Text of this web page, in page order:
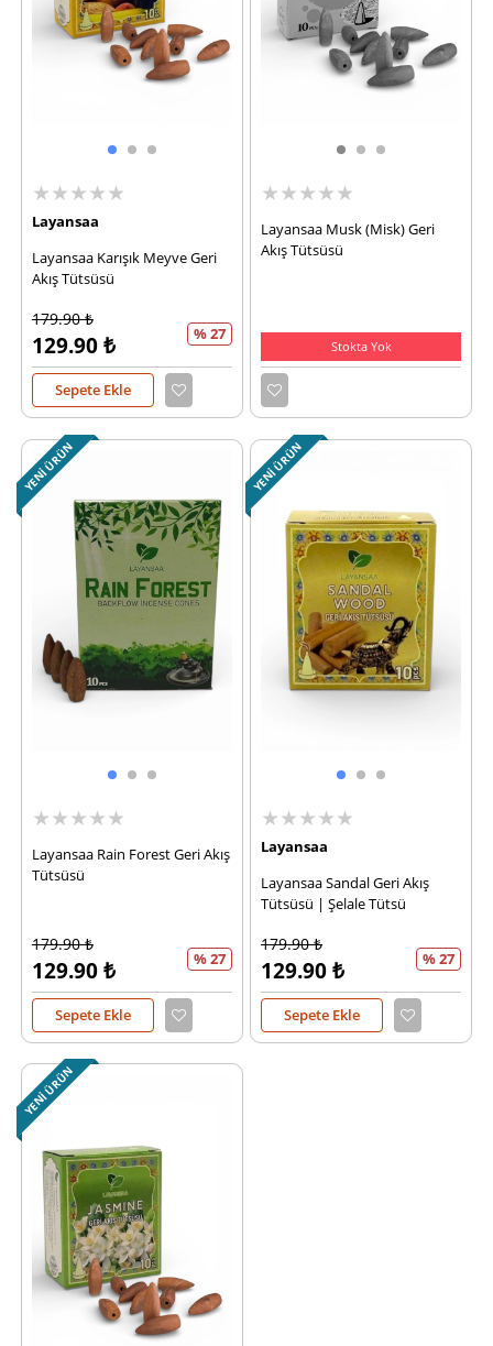
★★★★★
Layansaa
Layansaa Karışık Meyve Geri
Akış Tütsüsü
179.90₺
129.90₺ % 27
Sepete Ekle
★★★★★
Layansaa Musk (Misk) Geri
Akış Tütsüsü
Stokta Yok
YENI ÜRÜN
★★★★★
Layansaa Rain Forest Geri Akış
Tütsüsü
179.90₺
129.90₺ % 27
Sepete Ekle
YENI ÜRÜN
★★★★★
Layansaa
Layansaa Sandal Geri Akış
Tütsüsü | Şelale Tütsü
179.90₺
129.90₺ % 27
Sepete Ekle
YENI ÜRÜN